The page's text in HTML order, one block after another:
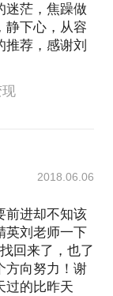
迷茫，焦躁做
静下心，从容
荐，感谢刘
2018.06.06
前进却不知该
英刘老师一下
回来了，也了
方向努力！谢
过的比昨天